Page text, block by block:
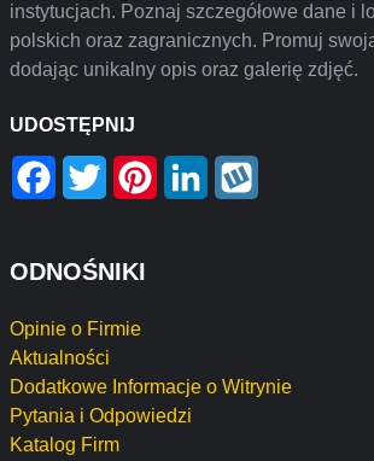
instytucjach. Poznaj szczegółowe dane i
polskich oraz zagranicznych. Promuj
dodając unikalny opis oraz galerię zdjęć.
UDOSTĘPNIJ
Facebook
Twitter PinterestLinkedIn
ODNOŚNIKI
Opinie o Firmie
Aktualności
Dodatkowe Informacje o Witrynie
Pytania i Odpowiedzi
Katalog Firm